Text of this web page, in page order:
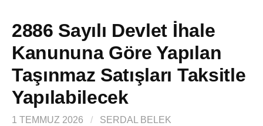
2886 Sayılı Devlet İhale
Kanununa Göre Yapılan
Taşınmaz Satışları Taksitle
Yapılabilecek
1 TEMMUZ 2026 / SERDAL BELEK